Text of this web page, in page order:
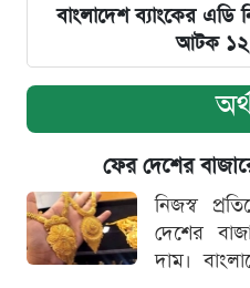
বাংলাদেশ ব্যাংকের এডি
আটক ১২
ফের দেশের
নিজস্ব
দেশের
দাম।